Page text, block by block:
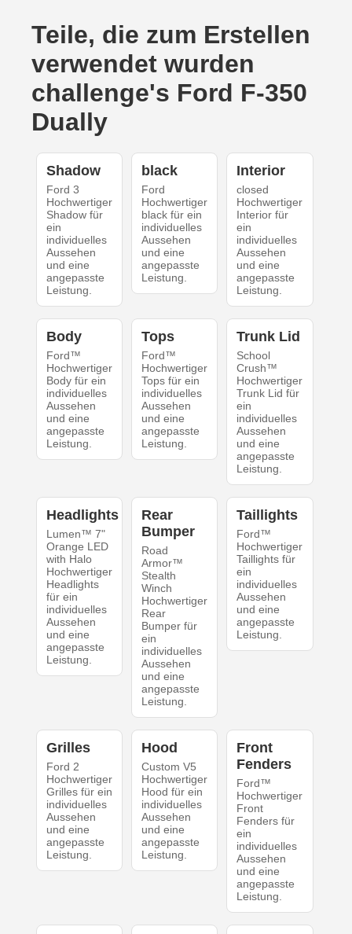
Teile, die zum Erstellen
verwendet wurden
challenge's Ford F-350
Dually
Shadow
Ford 3
Hochwertiger
Shadow für
ein
individuelles
Aussehen
und eine
angepasste
Leistung.
black
Ford
Hochwertiger
black für ein
individuelles
Aussehen
und eine
angepasste
Leistung.
Interior
closed
Hochwertiger
Interior für
ein
individuelles
Aussehen
und eine
angepasste
Leistung.
Body
Ford™
Hochwertiger
Body für ein
individuelles
Aussehen
und eine
angepasste
Leistung.
Tops
Ford™
Hochwertiger
Tops für ein
individuelles
Aussehen
und eine
angepasste
Leistung.
Trunk Lid
School
Crush™
Hochwertiger
Trunk Lid für
ein
individuelles
Aussehen
und eine
angepasste
Leistung.
Headlights
Lumen™ 7"
Orange LED
with Halo
Hochwertiger
Headlights
für ein
individuelles
Aussehen
und eine
angepasste
Leistung.
Rear
Bumper
Road
Armor™
Stealth
Winch
Hochwertiger
Rear
Bumper für
ein
individuelles
Aussehen
und eine
angepasste
Leistung.
Taillights
Ford™
Hochwertiger
Taillights für
ein
individuelles
Aussehen
und eine
angepasste
Leistung.
Grilles
Ford 2
Hochwertiger
Grilles für ein
individuelles
Aussehen
und eine
angepasste
Leistung.
Hood
Custom V5
Hochwertiger
Hood für ein
individuelles
Aussehen
und eine
angepasste
Leistung.
Front
Fenders
Ford™
Hochwertiger
Front
Fenders für
ein
individuelles
Aussehen
und eine
angepasste
Leistung.